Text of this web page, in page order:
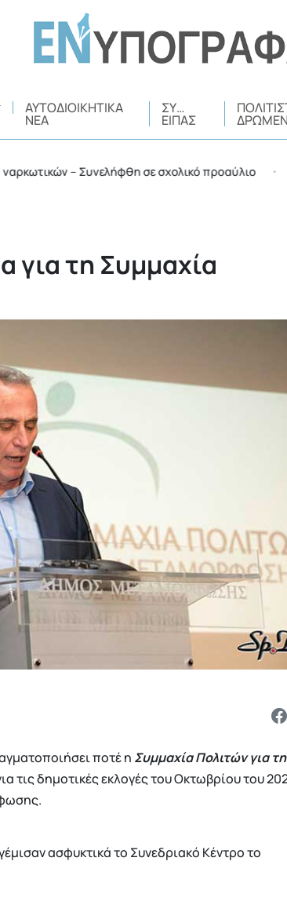
ΑΥΤΟΔΙΟΙΚΗΤΙΚΆ
ΝΈΑ
ΣΥ…
ΕΊΠΑΣ
– Συνελήφθη σε σχολικό προαύλιο •
για τη Συμμαχία
ποτέ η Συμμαχία Πολιτών για τη
τις δημοτικές εκλογές του Οκτωβρίου του
ασφυκτικά το Συνεδριακό Κέντρο το